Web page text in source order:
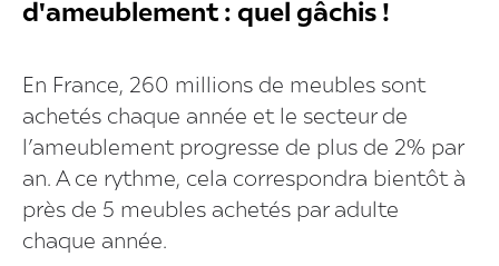
d'ameublement : quel gâchis !
En France, 260 millions de meubles sont
achetés chaque année et le secteur de
l’ameublement progresse de plus de 2% par
an. A ce rythme, cela correspondra bientôt à
près de 5 meubles achetés par adulte
chaque année.